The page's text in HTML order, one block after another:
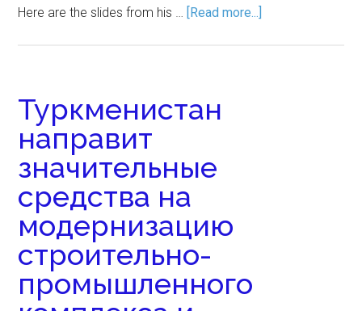
Here are the slides from his … [Read more...]
Туркменистан
направит
значительные
средства на
модернизацию
строительно-
промышленного